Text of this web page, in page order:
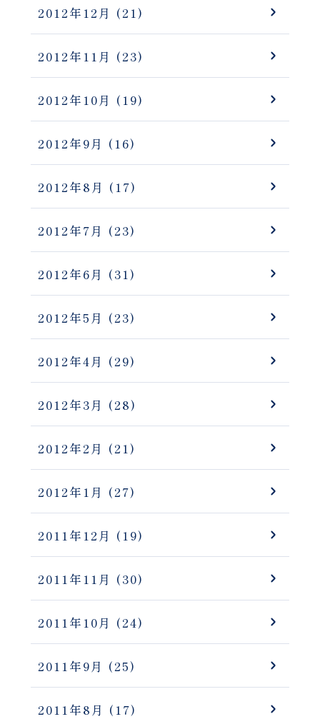
2012年12月 (21)
2012年11月 (23)
2012年10月 (19)
2012年9月 (16)
2012年8月 (17)
2012年7月 (23)
2012年6月 (31)
2012年5月 (23)
2012年4月 (29)
2012年3月 (28)
2012年2月 (21)
2012年1月 (27)
2011年12月 (19)
2011年11月 (30)
2011年10月 (24)
2011年9月 (25)
2011年8月 (17)